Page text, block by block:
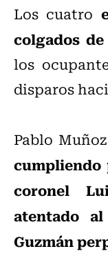
Los cuatro
colgados
los
disparos
Pablo
cumpliendo
coronel
atentado
Guzmán